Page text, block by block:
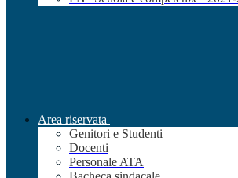
Area riservata
Genitori e Studenti
Docenti
Personale ATA